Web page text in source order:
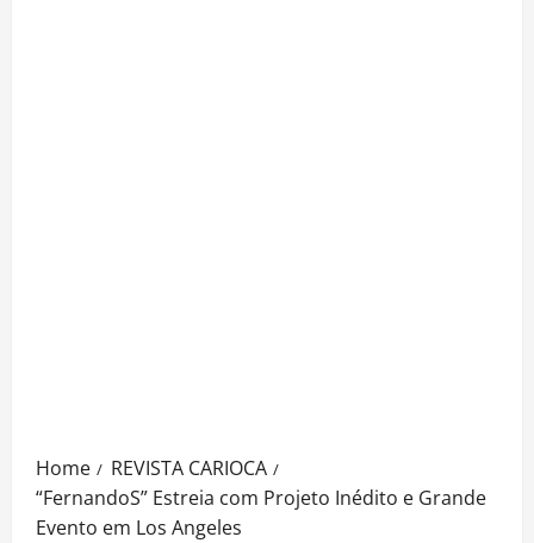
Home
REVISTA CARIOCA
“FernandoS” Estreia com Projeto Inédito e Grande
Evento em Los Angeles